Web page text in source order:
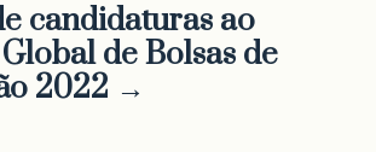
candidaturas ao
de Bolsas de
2022 →